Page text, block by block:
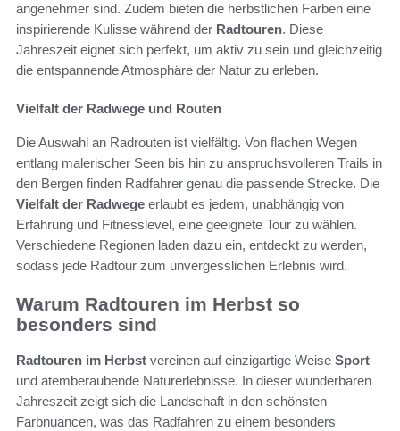
angenehmer sind. Zudem bieten die herbstlichen Farben eine
inspirierende Kulisse während der Radtouren. Diese
Jahreszeit eignet sich perfekt, um aktiv zu sein und gleichzeitig
die entspannende Atmosphäre der Natur zu erleben.
Vielfalt der Radwege und Routen
Die Auswahl an Radrouten ist vielfältig. Von flachen Wegen
entlang malerischer Seen bis hin zu anspruchsvolleren Trails in
den Bergen finden Radfahrer genau die passende Strecke. Die
Vielfalt der Radwege erlaubt es jedem, unabhängig von
Erfahrung und Fitnesslevel, eine geeignete Tour zu wählen.
Verschiedene Regionen laden dazu ein, entdeckt zu werden,
sodass jede Radtour zum unvergesslichen Erlebnis wird.
Warum Radtouren im Herbst so
besonders sind
Radtouren im Herbst vereinen auf einzigartige Weise Sport
und atemberaubende Naturerlebnisse. In dieser wunderbaren
Jahreszeit zeigt sich die Landschaft in den schönsten
Farbnuancen, was das Radfahren zu einem besonders